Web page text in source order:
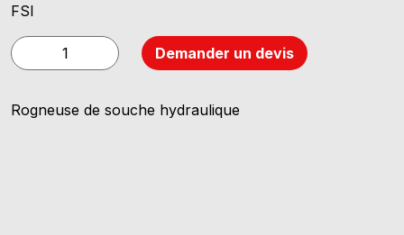
FSI
quantité
de
H20
Demander un devis
Rogneuse de souche hydraulique